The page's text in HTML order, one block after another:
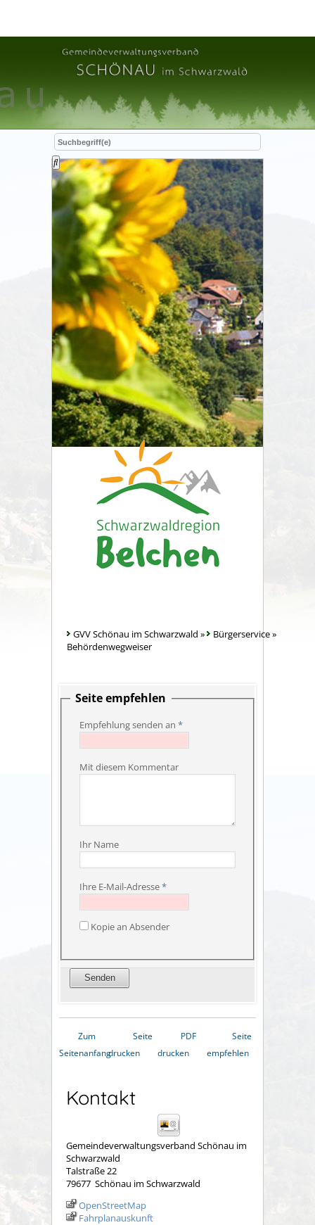
GVV Schönau im Schwarzwald » Bürgerservice»
Behördenwegweiser
Seite empfehlen
Empfehlung senden an *
Mit diesem Kommentar
Ihr Name
Ihre E-Mail-Adresse*
Kopie an Absender
Zum
Seitenanfang
Seite
drucken
PDF
drucken
Seite
empfehlen
Kontakt
Gemeindeverwaltungsverband Schönau im
Schwarzwald
Talstraße 22
79677 Schönau im Schwarzwald
OpenStreetMap
Fahrplanauskunft